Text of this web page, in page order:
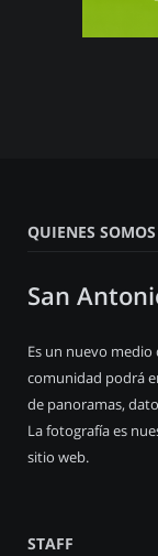
QUIENES SOMOS
San
Es un nuevo
comunidad podrá
de panoramas,
La fotografía es
sitio web.
STAFF